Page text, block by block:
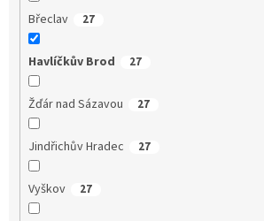
Břeclav 27
Havlíčkův Brod 27
Žďár nad Sázavou 27
Jindřichův Hradec 27
Vyškov 27